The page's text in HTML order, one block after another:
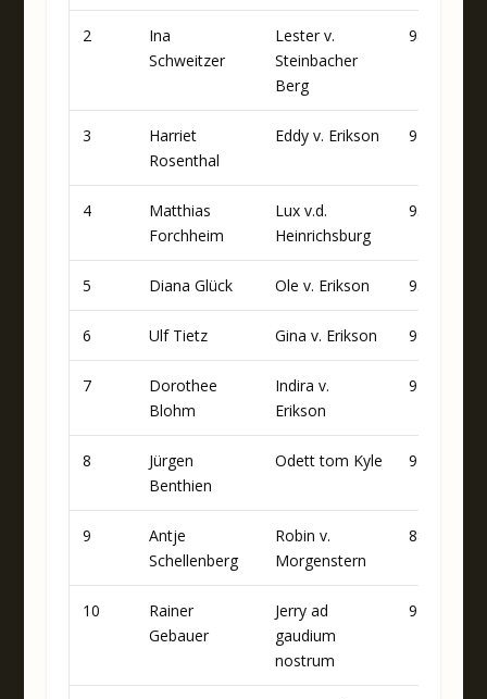
2
Ina
Schweitzer
Lester v.
Steinbacher
Berg
98
3
Harriet
Rosenthal
Eddy v. Erikson 97
4
Matthias
Forchheim
Lux v.d.
Heinrichsburg
93
5 Diana Glück Ole v. Erikson 93
6 Ulf Tietz Gina v. Erikson 99
7
Dorothee
Blohm
Indira v.
Erikson
97
8
Jürgen
Benthien
Odett tom Kyle 97
9
Antje
Schellenberg
Robin v.
Morgenstern
88
10
Rainer
Gebauer
Jerry ad
gaudium
nostrum
97